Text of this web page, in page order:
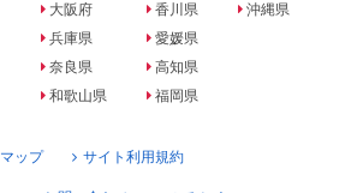
大阪府
兵庫県
奈良県
和歌山県
香川県
愛媛県
高知県
福岡県
沖縄県
ップ サイト利用規約